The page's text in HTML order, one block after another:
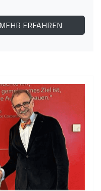
MEHR ERFAHREN